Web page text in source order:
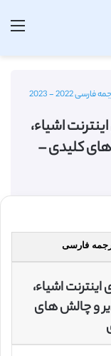
2022 - 2023
اشیاء،
کلیدی –
فارسی
اینترنت اشیاء،
و چالش های